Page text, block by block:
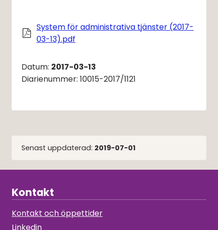
System för administrativa tjänster (2017-
03-13).pdf
Datum: 2017-03-13
Diarienummer: 10015-2017/1121
Senast uppdaterad: 2019-07-01
Kontakt
Kontakt och öppettider
Linkedin